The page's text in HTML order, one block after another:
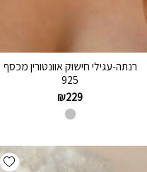
רנתה-עגילי חישוק אוונטורין מכסף
925
₪229